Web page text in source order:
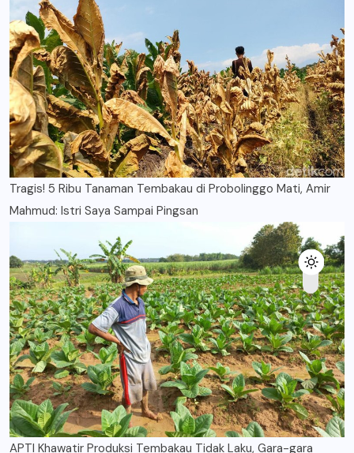
Tragis! 5 Ribu Tanaman Tembakau di Probolinggo Mati, Amir
Mahmud: Istri Saya Sampai Pingsan
APTI Khawatir Produksi Tembakau Tidak Laku, Gara-gara